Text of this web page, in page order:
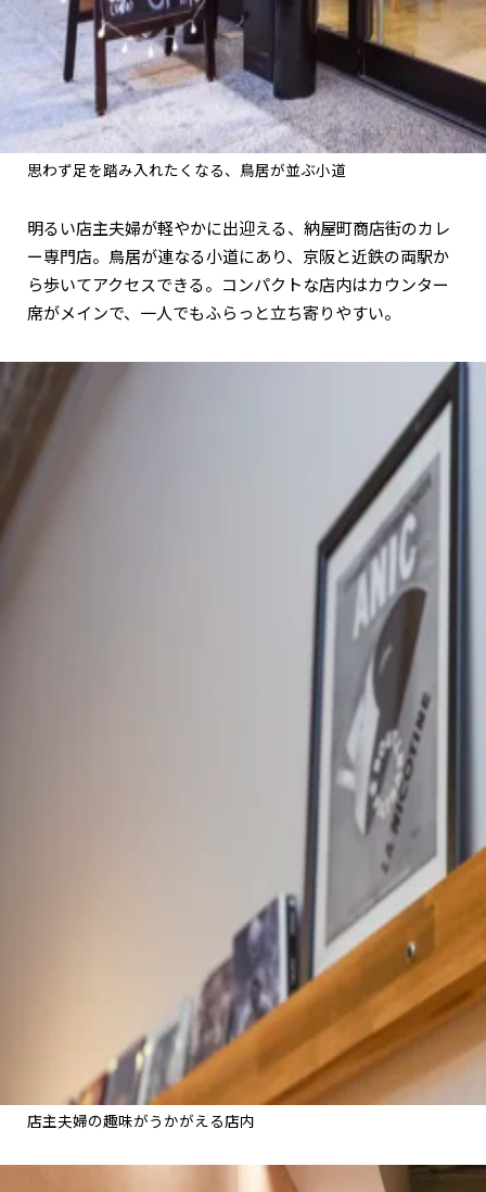
思わず足を踏み入れたくなる、鳥居が並ぶ小道
明るい店主夫婦が軽やかに出迎える、納屋町商店街のカレ
ー専門店。鳥居が連なる小道にあり、京阪と近鉄の両駅か
ら歩いてアクセスできる。コンパクトな店内はカウンター
席がメインで、一人でもふらっと立ち寄りやすい。
店主夫婦の趣味がうかがえる店内